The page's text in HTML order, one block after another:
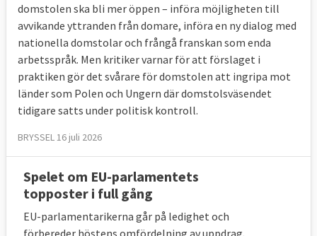
domstolen ska bli mer öppen – införa möjligheten till
avvikande yttranden från domare, införa en ny dialog med
nationella domstolar och frångå franskan som enda
arbetsspråk. Men kritiker varnar för att förslaget i
praktiken gör det svårare för domstolen att ingripa mot
länder som Polen och Ungern där domstolsväsendet
tidigare satts under politisk kontroll.
BRYSSEL 16 juli 2026
Spelet om EU-parlamentets
topposter i full gång
EU-parlamentarikerna går på ledighet och